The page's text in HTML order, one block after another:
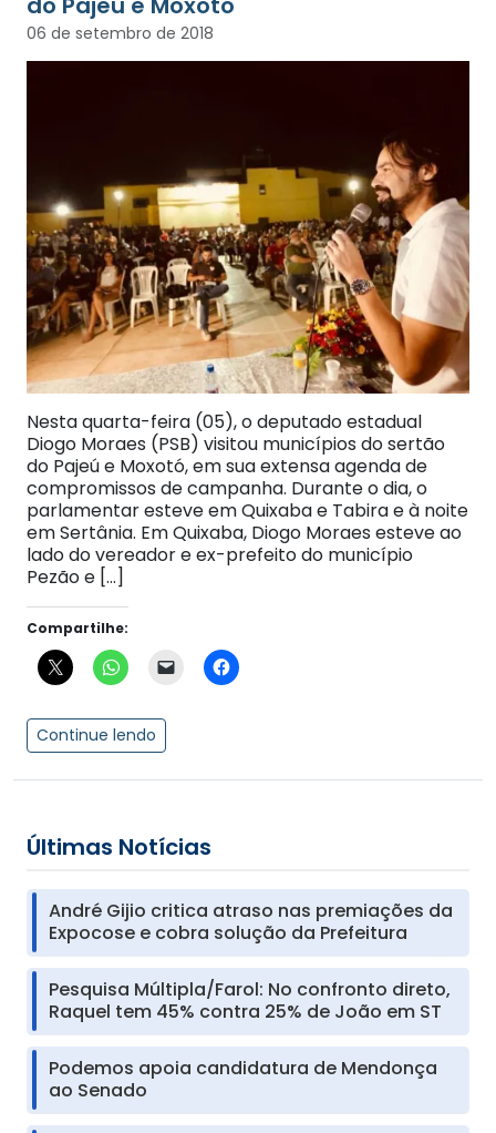
06 de setembro de 2018
Nesta quarta-feira (05), o deputado estadual
Diogo Moraes (PSB) visitou municípios do sertão
do Pajeú e Moxotó, em sua extensa agenda de
compromissos de campanha. Durante o dia, o
parlamentar esteve em Quixaba e Tabira e à noite
em Sertânia. Em Quixaba, Diogo Moraes esteve ao
lado do vereador e ex-prefeito do município
Pezão e […]
Compartilhe:
Continue lendo
Últimas Notícias
André Gijio critica atraso nas premiações da
Expocose e cobra solução da Prefeitura
Pesquisa Múltipla/Farol: No confronto direto,
Raquel tem 45% contra 25% de João em ST
Podemos apoia candidatura de Mendonça
ao Senado